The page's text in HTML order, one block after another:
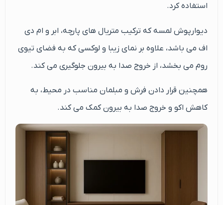
استفاده کرد.
دیوارپوش لمسه که ترکیب متریال های پارچه، ابر و ام دی
اف می باشد، علاوه بر نمای زیبا و لوکسی که به فضای تیوی
روم می بخشد، از خروج صدا به بیرون جلوگیری می کند.
همچنین قرار دادن فرش و مبلمان مناسب در محیط، به
کاهش اکو و خروج صدا به بیرون کمک می کند.